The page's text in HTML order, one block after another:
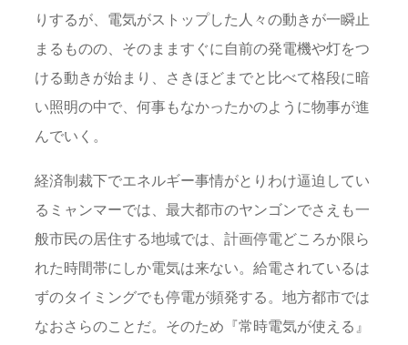
りするが、電気がストップした人々の動きが一瞬止
まるものの、そのまますぐに自前の発電機や灯をつ
ける動きが始まり、さきほどまでと比べて格段に暗
い照明の中で、何事もなかったかのように物事が進
んでいく。
経済制裁下でエネルギー事情がとりわけ逼迫してい
るミャンマーでは、最大都市のヤンゴンでさえも一
般市民の居住する地域では、計画停電どころか限ら
れた時間帯にしか電気は来ない。給電されているは
ずのタイミングでも停電が頻発する。地方都市では
なおさらのことだ。そのため『常時電気が使える』